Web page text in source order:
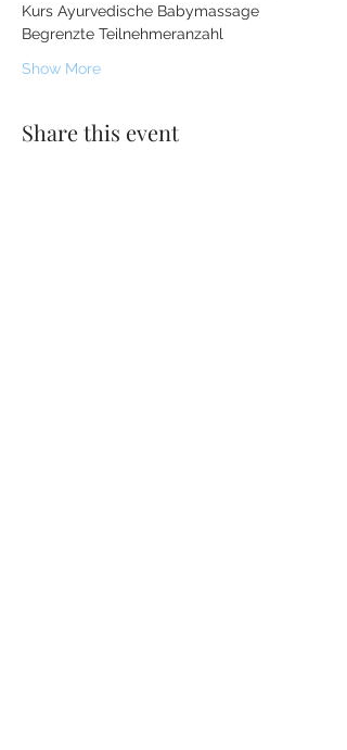
Kurs Ayurvedische Babymassage
Begrenzte Teilnehmeranzahl
Show More
Share this event